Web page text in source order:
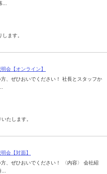
ます。
会【オンライン】
、ぜひおいでください！ 社長とスタッフか
たします。
会【対面】
、ぜひおいでください！ 〈内容〉 会社紹